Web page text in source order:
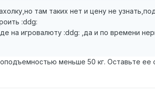
там таких нет и цену не
:ddg:
на игровалюту :ddg: ,да и по времени
меньше 50 кг. Оставьте